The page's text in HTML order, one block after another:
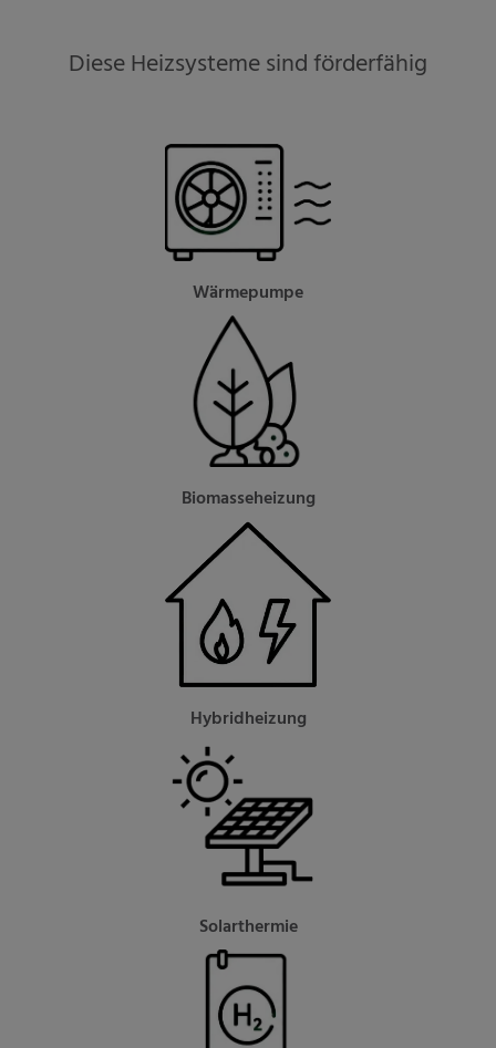
Diese Heizsysteme sind förderfähig
Wärmepumpe
Biomasseheizung
Hybridheizung
Solarthermie